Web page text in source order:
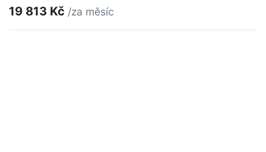
19 813 Kč /za měsíc